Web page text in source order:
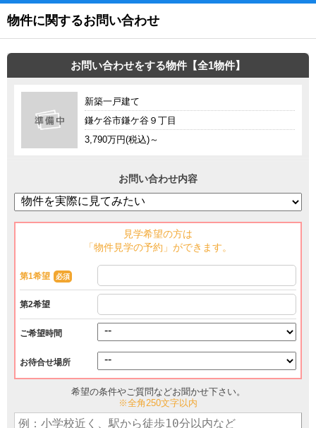
物件に関するお問い合わせ
お問い合わせをする物件【全1物件】
新築一戸建て
鎌ケ谷市鎌ケ谷９丁目
3,790万円(税込)～
お問い合わせ内容
見学希望の方は
「物件見学の予約」ができます。
第1希望 必須
第2希望
ご希望時間
お待合せ場所
希望の条件やご質問などお聞かせ下さい。
※全角250文字以内